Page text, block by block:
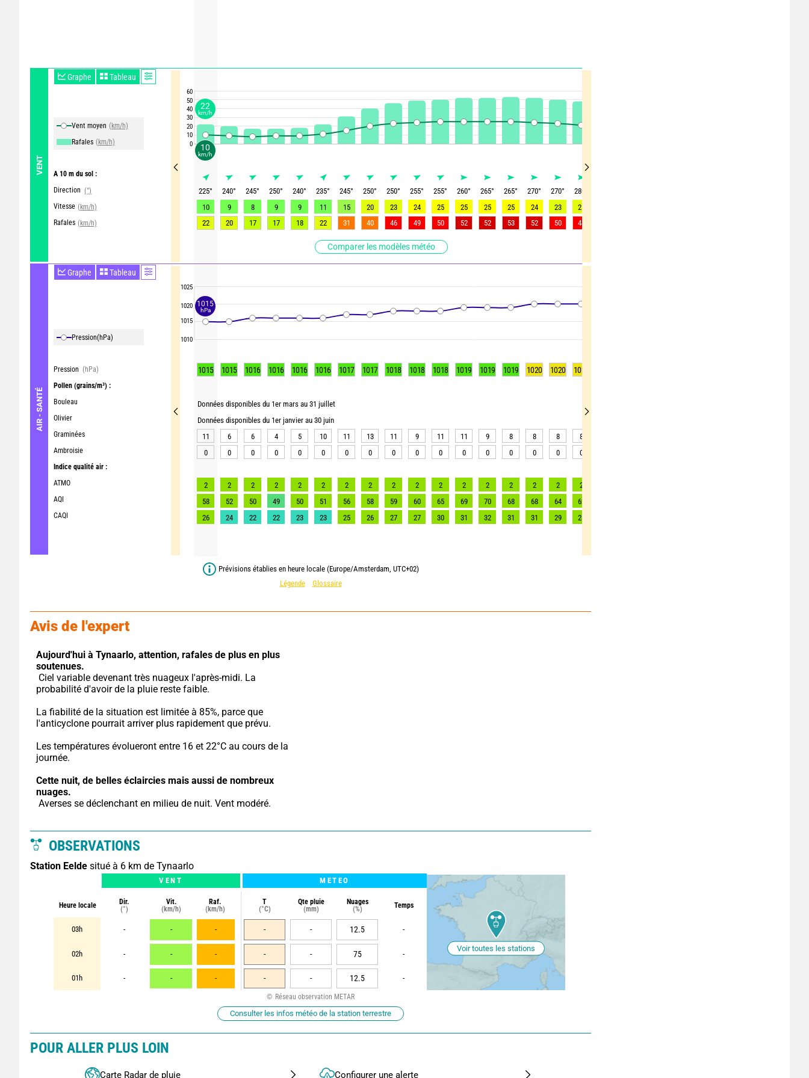
VENT
Graphe Tableau
Vent moyen (km/h)
Rafales (km/h)
A 10 m du sol :
Direction (°)
Vitesse (km/h)
Rafales (km/h)
Comparer les modèles météo
AIR - SANTÉ
Graphe Tableau
Pression(hPa)
Pression (hPa)
Pollen (grains/m³) :
Bouleau
Olivier
Graminées
Ambroisie
Indice qualité air :
ATMO
AQI
CAQI
60
50
40
30
20
10
0
1025
1020
1015
1010
225° 240° 245° 250° 240° 235° 245° 250° 250° 255° 255° 260° 265° 265° 270° 270° 280
10
9 8 9 9 11 15 20 23 24 25 25 25 25 24 23 21
22
20 17 17 18 22 31 40 46 49 50 52 52 53 52 50 48
1015 1015 1016 1016 1016 1016 1017 1017 1018 1018 1018 1019 1019 1019 1020 1020 1020
Données disponibles du 1er mars au 31 juillet
Données disponibles du 1er janvier au 30 juin
11
6 6 4 5 10 11 13 11 9 11 11 9 8 8 8 8
0
0 0 0 0 0 0 0 0 0 0 0 0 0 0 0 0
2 2 2 2 2 2 2 2 2 2 2 2 2 2 2 2 2
58
52 50 49 50 51 56 58 59 60 65 69 70 68 68 64 62
26
24 22 22 23 23 25 26 27 27 30 31 32 31 31 29 28
Prévisions établies en heure locale (Europe/Amsterdam, UTC+02)
Légende
Glossaire
Avis de l'expert
Aujourd'hui à Tynaarlo, attention, rafales de plus en plus
soutenues.
probabilité d'avoir de la pluie reste faible.
La fiabilité de la situation est limitée à 85%, parce que
l'anticyclone pourrait arriver plus rapidement que prévu.
Les températures évolueront entre 16 et 22°C au cours de la
journée.
Cette nuit, de belles éclaircies mais aussi de nombreux
nuages.
Averses se déclenchant en milieu de nuit. Vent modéré.
OBSERVATIONS
Station Eelde situé à 6 km de Tynaarlo
VENT METEO
Heure locale
Dir.
(°)
Vit.
(km/h)
Raf.
(km/h)
T
(°C)
Qte pluie
(mm)
Nuages
(%)
Temps
03h - - - - - 12.5 -
02h - - - - - 75 -
01h - - - - - 12.5 -
Voir toutes les stations
Réseau observation METAR
Consulter les infos météo de la station terrestre
POUR ALLER PLUS LOIN
Carte Radar de pluie Configurer une alerte
10
km/h
22
km/h
1015
hPa